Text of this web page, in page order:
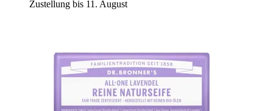
Zustellung bis 11. August